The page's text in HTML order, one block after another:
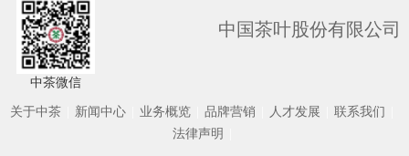
中国茶叶股份有限公司
中茶微信
关于中茶 新闻中心 业务概览 品牌营销 人才发展 联系我们
法律声明